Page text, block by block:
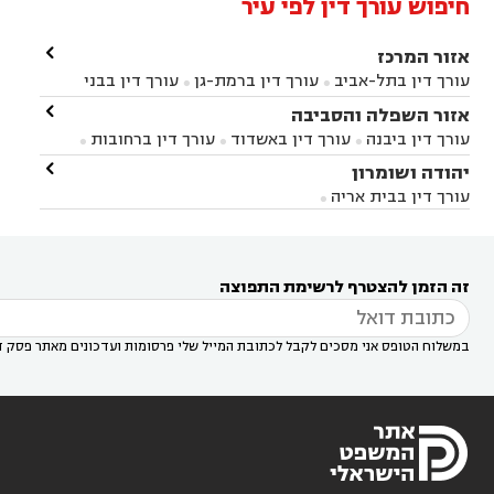
חיפוש עורך דין לפי עיר
אזור המרכז
עורך דין בתל-אביב  עורך דין ברמת-גן 
עורך דין בבני
ברק עורך דין בפתח תקווה עורך דין בראשון לציון
עורך דין ברחובות עורך דין בנס ציונה
במודיעין
עורך דין בהרצליה עורך דין בחולון
עורך
דין בקרית אונו
אונו
עורך דין בבת ים
דין בשוהם 

אזור השפלה והסביבה
עורך דין ביבנה  עורך דין באשדוד  עורך דין ברחובות 
עורך דין בראשון לציון עורך דין במודיעין
עורך דין
בבאר יעקב
עורך דין בגדרה

יהודה ושומרון
עורך דין בבית אריה 

זה הזמן להצטרף לרשימת התפוצה
במשלוח הטופס אני מסכים לקבל לכתובת המייל שלי פרסומות ועדכונים מאתר פסק